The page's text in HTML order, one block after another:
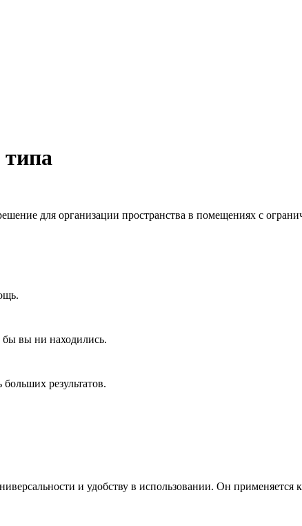
типа
для организации пространства в помещениях с
бы вы ни находились.
результатов.
и удобству в использовании. Он